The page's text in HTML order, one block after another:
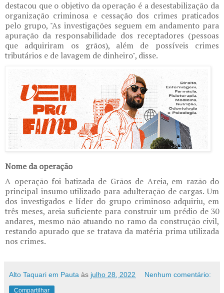
destacou que o objetivo da operação é a desestabilização da
organização criminosa e cessação dos crimes praticados
pelo grupo, "As investigações seguem em andamento para
apuração da responsabilidade dos receptadores (pessoas
que adquiriram os grãos), além de possíveis crimes
tributários e de lavagem de dinheiro", disse.
Nome da operação
A operação foi batizada de Grãos de Areia, em razão do
principal insumo utilizado para adulteração de cargas. Um
dos investigados e líder do grupo criminoso adquiriu, em
três meses, areia suficiente para construir um prédio de 30
andares, mesmo não atuando no ramo da construção civil,
restando apurado que se tratava da matéria prima utilizada
nos crimes.
Alto Taquari em Pauta às julho 28, 2022 Nenhum comentário:
Compartilhar